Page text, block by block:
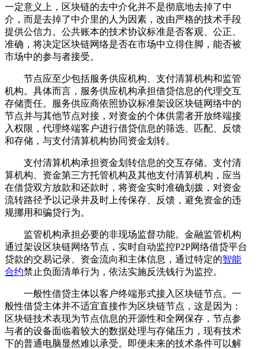
一定意义上，区块链的去中介化并不是彻底地去掉了中
介，而是去掉了中介里的人为因素，改由严格的技术手段
提供公信力。公共账本的技术协议标准是否客观、公正、
准确，将决定区块链网络是否在市场中立得住脚，能否被
市场中的参与者接受。
节点应至少包括服务供应机构、支付清算机构和监管
机构。具体而言，服务供应机构承担借贷信息的代理交互
存储责任。服务供应商依照协议标准架设区块链网络中的
节点并与其他节点对接，对资金的个体供需者开放终端接
入权限，代理终端客户进行借贷信息的筛选、匹配、反馈
和存储，与支付清算机构协同资金划转。
支付清算机构承担资金划转信息的交互存储。支付清
算机构、资金第三方托管机构及其他支付清算机构，应当
在借贷双方放款和还款时，将资金实时准确划拨，对资金
流转路径予以记录并及时上传保存、反馈，避免资金的违
规挪用和骗贷行为。
监管机构承担必要的非现场监督功能。金融监管机构
通过架设区块链网络节点，实时自动监控P2P网络借贷平台
贷款的交易记录、资金流向和主体信息，通过特定的智能
合约禁止负面清单行为，依法实施反洗钱行为监控。
一般性借贷主体以客户终端形式接入区块链节点。一
般性借贷主体并不适宜直接作为区块链节点，这是因为：
区块链技术表现为节点信息的开源性和全网保存，节点参
与者的设备面临着较大的数据处理与存储压力，现有技术
下的普通电脑显然难以承受。即便未来的技术条件可以解